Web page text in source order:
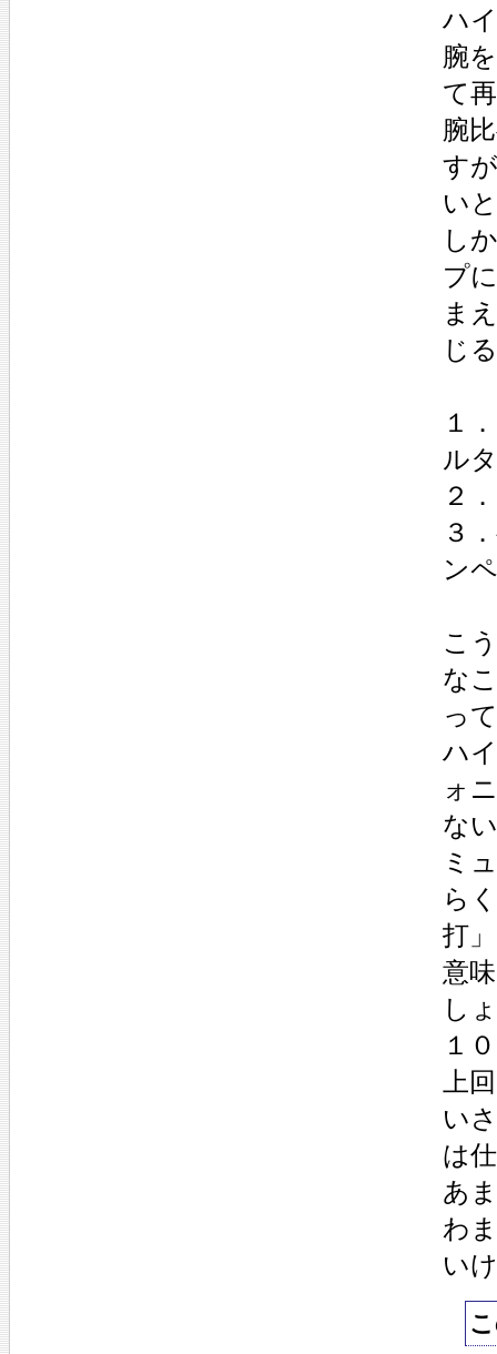
ハ
腕
て
腕
す
い
し
プ
ま
じ
１
ル
２
３
ン
こ
な
っ
ハ
ォ
な
ミ
ら
打
意
し
１
上
い
は
あ
わ
い